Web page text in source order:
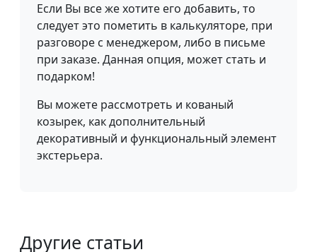
Если Вы все же хотите его добавить, то
следует это пометить в калькуляторе, при
разговоре с менеджером, либо в письме
при заказе. Данная опция, может стать и
подарком!
Вы можете рассмотреть и кованый
козырек, как дополнительный
декоративный и функциональный элемент
экстерьера.
Другие статьи